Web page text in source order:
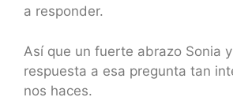
a responder.
Así que un fuerte abrazo Sonia
respuesta a esa pregunta tan
nos haces.